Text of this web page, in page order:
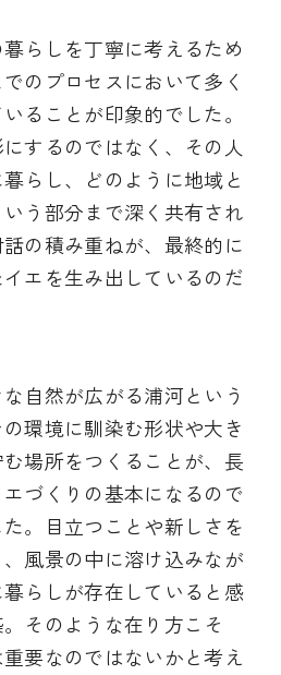
らしを丁寧に考えるため
のプロセスにおいて多く
ることが印象的でした。
するのではなく、その人
らし、どのように地域と
う部分まで深く共有され
の積み重ねが、最終的に
エを生み出しているのだ
自然が広がる浦河という
環境に馴染む形状や大き
場所をつくることが、長
づくりの基本になるので
。目立つことや新しさを
風景の中に溶け込みなが
らしが存在していると感
そのような在り方こそ
要なのではないかと考え